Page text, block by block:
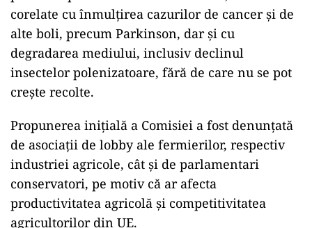
propunerea i-a fost respinsă cu 324 de voturi
contra 292.
Pentru ca proiectul să poată deveni lege, e
obligatoriu ca PE să adopte o poziție, pe baza
reprezintă guvernele.
Proiectul, propus de Comisie în iulie 2022,
urmărea să înjumătățească utilizarea și
pericolul pesticidelor chimice în UE, care au fost
corelate cu înmulțirea cazurilor de cancer și de